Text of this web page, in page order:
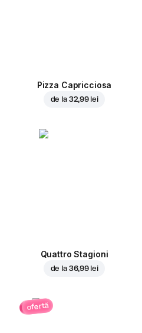
Pizza Capricciosa
de la 32,99 lei
Quattro Stagioni
de la 36,99 lei
ofertă